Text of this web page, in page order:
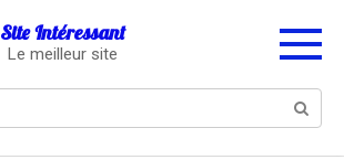
Site Intéressant
Le meilleur site